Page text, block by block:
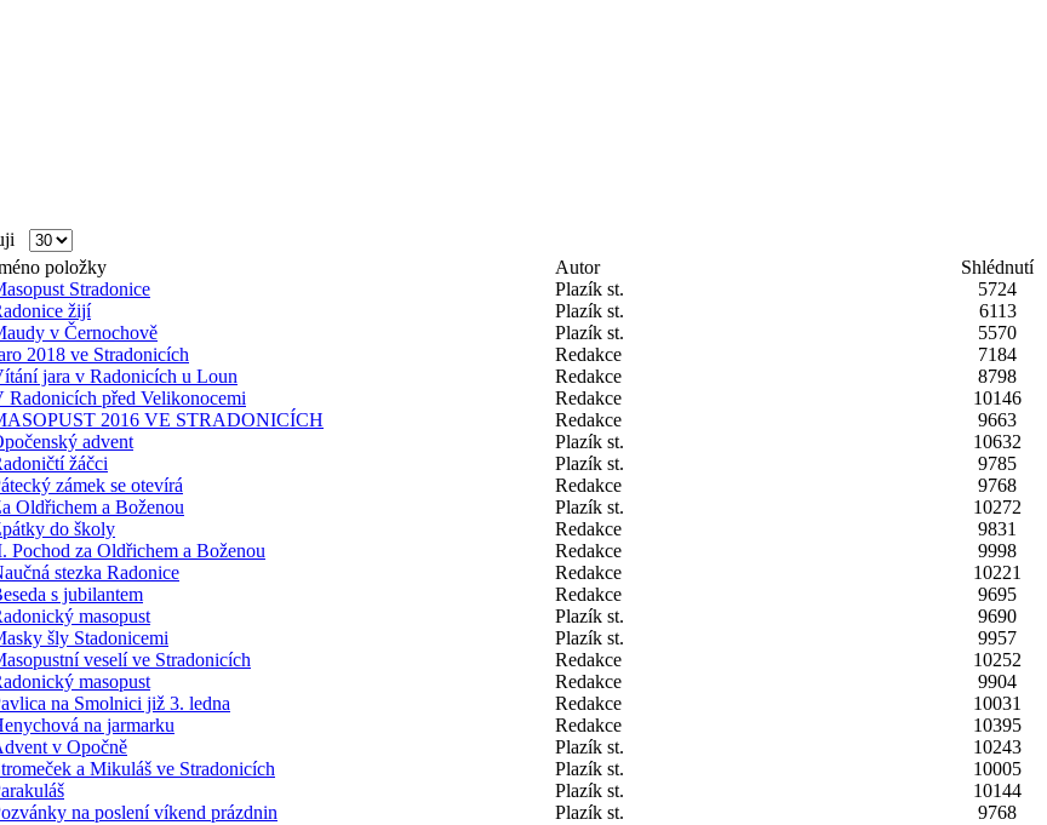
položky Autor
Shlédnutí
Stradonice Plazík st.
5724
žijí Plazík st.
6113
v Černochově Plazík st.
5570
2018 ve Stradonicích Redakce
7184
jara v Radonicích u Loun Redakce
8798
Radonicích před Velikonocemi Redakce
10146
2016 VE STRADONICÍCH Redakce
9663
advent Plazík st.
10632
žáčci Plazík st.
9785
zámek se otevírá Redakce
9768
Oldřichem a Boženou Plazík st.
10272
do školy Redakce
9831
Pochod za Oldřichem a Boženou Redakce
9998
stezka Radonice Redakce
10221
s jubilantem Redakce
9695
masopust Plazík st.
9690
šly Stadonicemi Plazík st.
9957
veselí ve Stradonicích Redakce
10252
masopust Redakce
9904
na Smolnici již 3. ledna Redakce
10031
na jarmarku Redakce
10395
v Opočně Plazík st.
10243
a Mikuláš ve Stradonicích Plazík st.
10005
Plazík st.
10144
na poslení víkend prázdnin Plazík st.
9768